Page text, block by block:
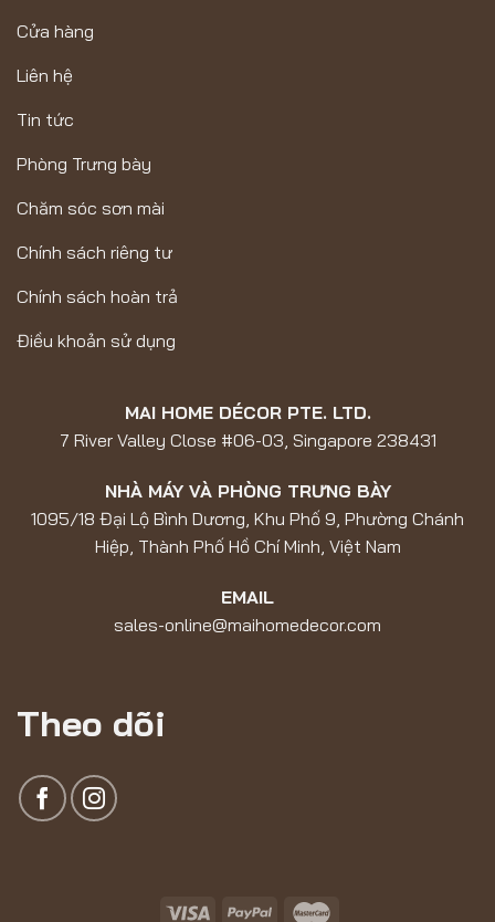
Cửa hàng
Liên hệ
Tin tức
Phòng Trưng bày
Chăm sóc sơn mài
Chính sách riêng tư
Chính sách hoàn trả
Điều khoản sử dụng
MAI HOME DÉCOR PTE. LTD.
7 River Valley Close #06-03, Singapore 238431
NHÀ MÁY VÀ PHÒNG TRƯNG BÀY
1095/18 Đại Lộ Bình Dương, Khu Phố 9, Phường Chánh
Hiệp, Thành Phố Hồ Chí Minh, Việt Nam
EMAIL
sales-online@maihomedecor.com
Theo dõi